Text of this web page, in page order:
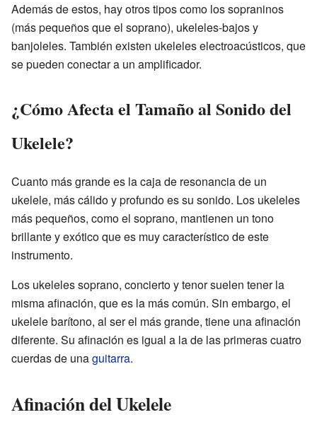
Además de estos, hay otros tipos como los sopraninos
(más pequeños que el soprano), ukeleles-bajos y
banjoleles. También existen ukeleles electroacústicos, que
se pueden conectar a un amplificador.
¿Cómo Afecta el Tamaño al Sonido del
Ukelele?
Cuanto más grande es la caja de resonancia de un
ukelele, más cálido y profundo es su sonido. Los ukeleles
más pequeños, como el soprano, mantienen un tono
brillante y exótico que es muy característico de este
instrumento.
Los ukeleles soprano, concierto y tenor suelen tener la
misma afinación, que es la más común. Sin embargo, el
ukelele barítono, al ser el más grande, tiene una afinación
diferente. Su afinación es igual a la de las primeras cuatro
cuerdas de unaguitarra.
Afinación del Ukelele